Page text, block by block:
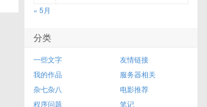
« 5月
分类
一些文字
友情链接
我的作品
服务器相关
杂七杂八
电影推荐
程序问题
笔记